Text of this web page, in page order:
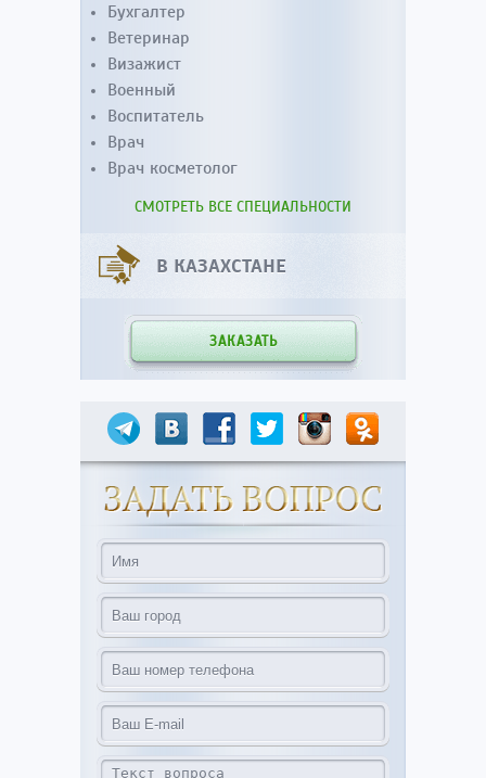
Бухгалтер
Ветеринар
Визажист
Военный
Воспитатель
Врач
Врач косметолог
СМОТРЕТЬ ВСЕ СПЕЦИАЛЬНОСТИ
В КАЗАХСТАНЕ
ЗАКАЗАТЬ